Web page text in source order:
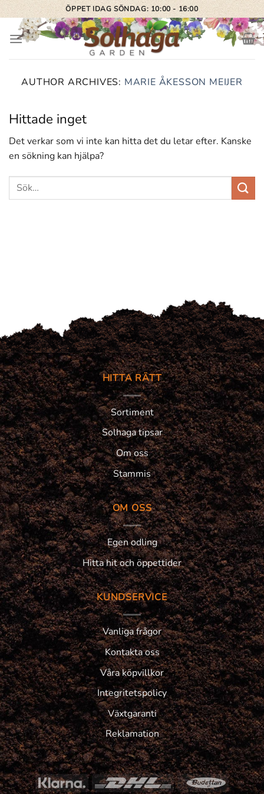
Skip
to
content
ÖPPET IDAG SÖNDAG: 10:00 - 16:00
AUTHOR ARCHIVES: MARIE ÅKESSON MEIJER
Hittade inget
Det verkar som vi inte kan hitta det du letar efter. Kanske
en sökning kan hjälpa?
HITTA RÄTT
Sortiment
Solhaga tipsar
Om oss
Stammis
OM OSS
Egen odling
Hitta hit och öppettider
KUNDSERVICE
Vanliga frågor
Kontakta oss
Våra köpvillkor
Integritetspolicy
Växtgaranti
Reklamation